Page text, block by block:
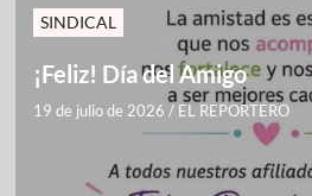
SINDICAL
¡Feliz! Día del Amigo
19 de julio de 2026 / EL REPORTERO